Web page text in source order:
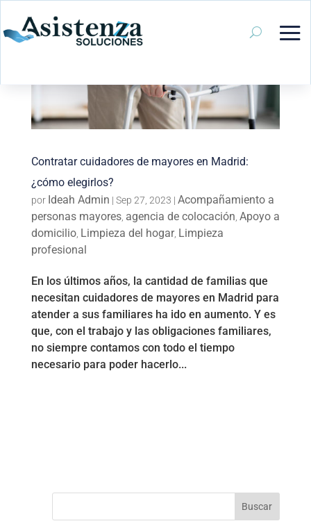
Contratar cuidadores de mayores en Madrid:
¿cómo elegirlos?
por Ideah Admin | Sep 27, 2023 | Acompañamiento a
personas mayores, agencia de colocación Apoyo a
domicilio, Limpieza del hogar, Limpieza
profesional
En los últimos años, la cantidad de familias que
necesitan cuidadores de mayores en Madrid para
atender a sus familiares ha ido en aumento. Y es
que, con el trabajo y las obligaciones familiares,
no siempre contamos con todo el tiempo
necesario para poder hacerlo...
Buscar